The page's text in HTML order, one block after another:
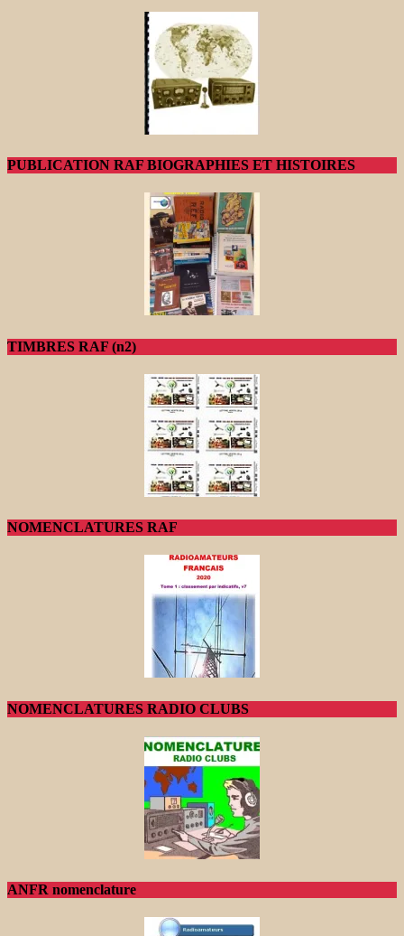
PUBLICATION RAF BIOGRAPHIES ET HISTOIRES
TIMBRES RAF (n2)
NOMENCLATURES RAF
NOMENCLATURES RADIO CLUBS
ANFR nomenclature